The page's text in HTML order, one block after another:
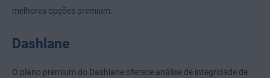
melhores opções premium.
Dashlane
O plano premium do Dashlane oferece análise de integridade de